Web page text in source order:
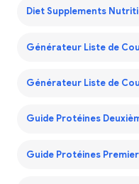
Diet Supplements
Générateur Liste de
Générateur Liste de
Guide Protéines
Guide Protéines